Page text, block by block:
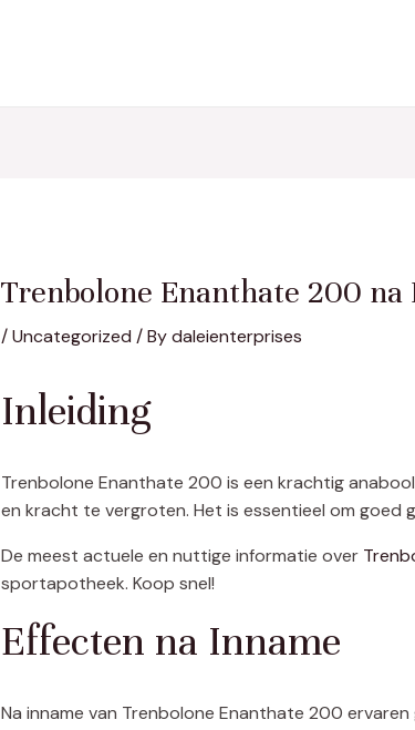
Trenbolone Enanthate 200
/Uncategorized / Bydaleienterprises
Inleiding
Trenbolone Enanthate 200 is een krachtig
en kracht te vergroten. Het is essentieel om goed
De meest actuele en nuttige informatie over
sportapotheek. Koop snel!
Effecten na Inname
Na inname van Trenbolone Enanthate 200